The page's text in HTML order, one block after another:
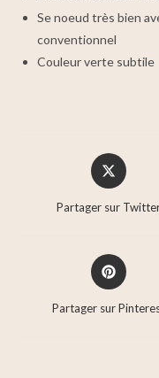
Se noeud très bien
conventionnel
Couleur verte subtile
Partager sur
Partager sur